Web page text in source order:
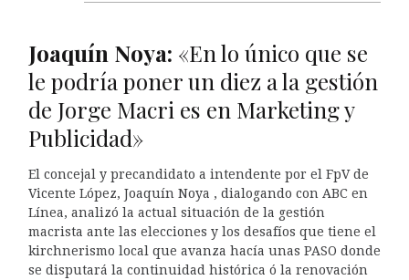
Joaquín Noya: «En lo único que se
le podría poner un diez a la gestión
de Jorge Macri es en Marketing y
Publicidad»
El concejal y precandidato a intendente por el FpV de
Vicente López, Joaquín Noya , dialogando con ABC en
Línea, analizó la actual situación de la gestión
macrista ante las elecciones y los desafíos que tiene el
kirchnerismo local que avanza hacía unas PASO donde
se disputará la continuidad histórica ó la renovación